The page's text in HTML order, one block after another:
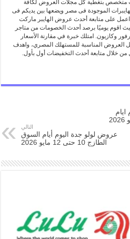
متخصص بتغطية كل مجلات العروض لكافة
الموجودة فى مصر ويضعها بين يديكم فى
على متابعة أحدث عروض الهايبر ماركت
اقوم يوميًا برصد أحدث الخصومات من متاجر
وكازيون. امتلك خبرة في مقارنة الأسعار
العروض المناسبة للمستهلك المصري، واهدف
من خلال متابعة أحدث التخفيضات أول بأول.
التالي
عروض لولو جدة اليوم أيام السوق
الطازج 10 حتى 12 مايو 2026